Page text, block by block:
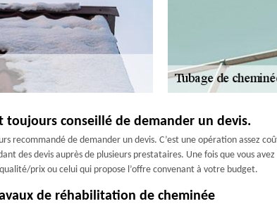
toujours conseillé de demander un devis.
recommandé de demander un devis. C’est une opération assez
des devis auprès de plusieurs prestataires. Une fois que vous
prix ou celui qui propose l’offre convenant à votre budget.
de réhabilitation de cheminée